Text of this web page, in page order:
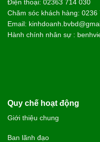
Điện thoại: 02363 714 030
Chăm sóc khách hàng: 0236
Email:
Hành chính nhân sự :
Quy chế hoạt động
Giới thiệu chung
Ban lãnh đạo